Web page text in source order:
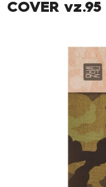
COVER vz.95